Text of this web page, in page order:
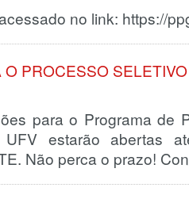
no link: https://
O PROCESSO
para o Programa de
UFV estarão abertas
Não perca o prazo!